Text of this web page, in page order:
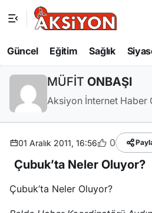
Güncel Eğitim Sağlık
MÜFİT ONBAŞI
Aksiyon İnternet Haber
01 Aralık 2011, 16:56 0
Çubuk’ta Neler Oluyor?
Çubuk’ta Neler Oluyor?